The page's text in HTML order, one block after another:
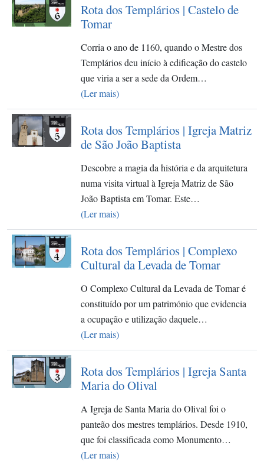
Rota dos Templários | Castelo de
Tomar
Corria o ano de 1160, quando o Mestre dos
Templários deu início à edificação do castelo
que viria a ser a sede da Ordem…
(Ler mais)
Rota dos Templários | Igreja Matriz
de São João Baptista
Descobre a magia da história e da arquitetura
numa visita virtual à Igreja Matriz de São
João Baptista em Tomar. Este…
(Ler mais)
Rota dos Templários | Complexo
Cultural da Levada de Tomar
O Complexo Cultural da Levada de Tomar é
constituído por um património que evidencia
a ocupação e utilização daquele…
(Ler mais)
Rota dos Templários | Igreja Santa
Maria do Olival
A Igreja de Santa Maria do Olival foi o
panteão dos mestres templários. Desde 1910,
que foi classificada como Monumento…
(Ler mais)